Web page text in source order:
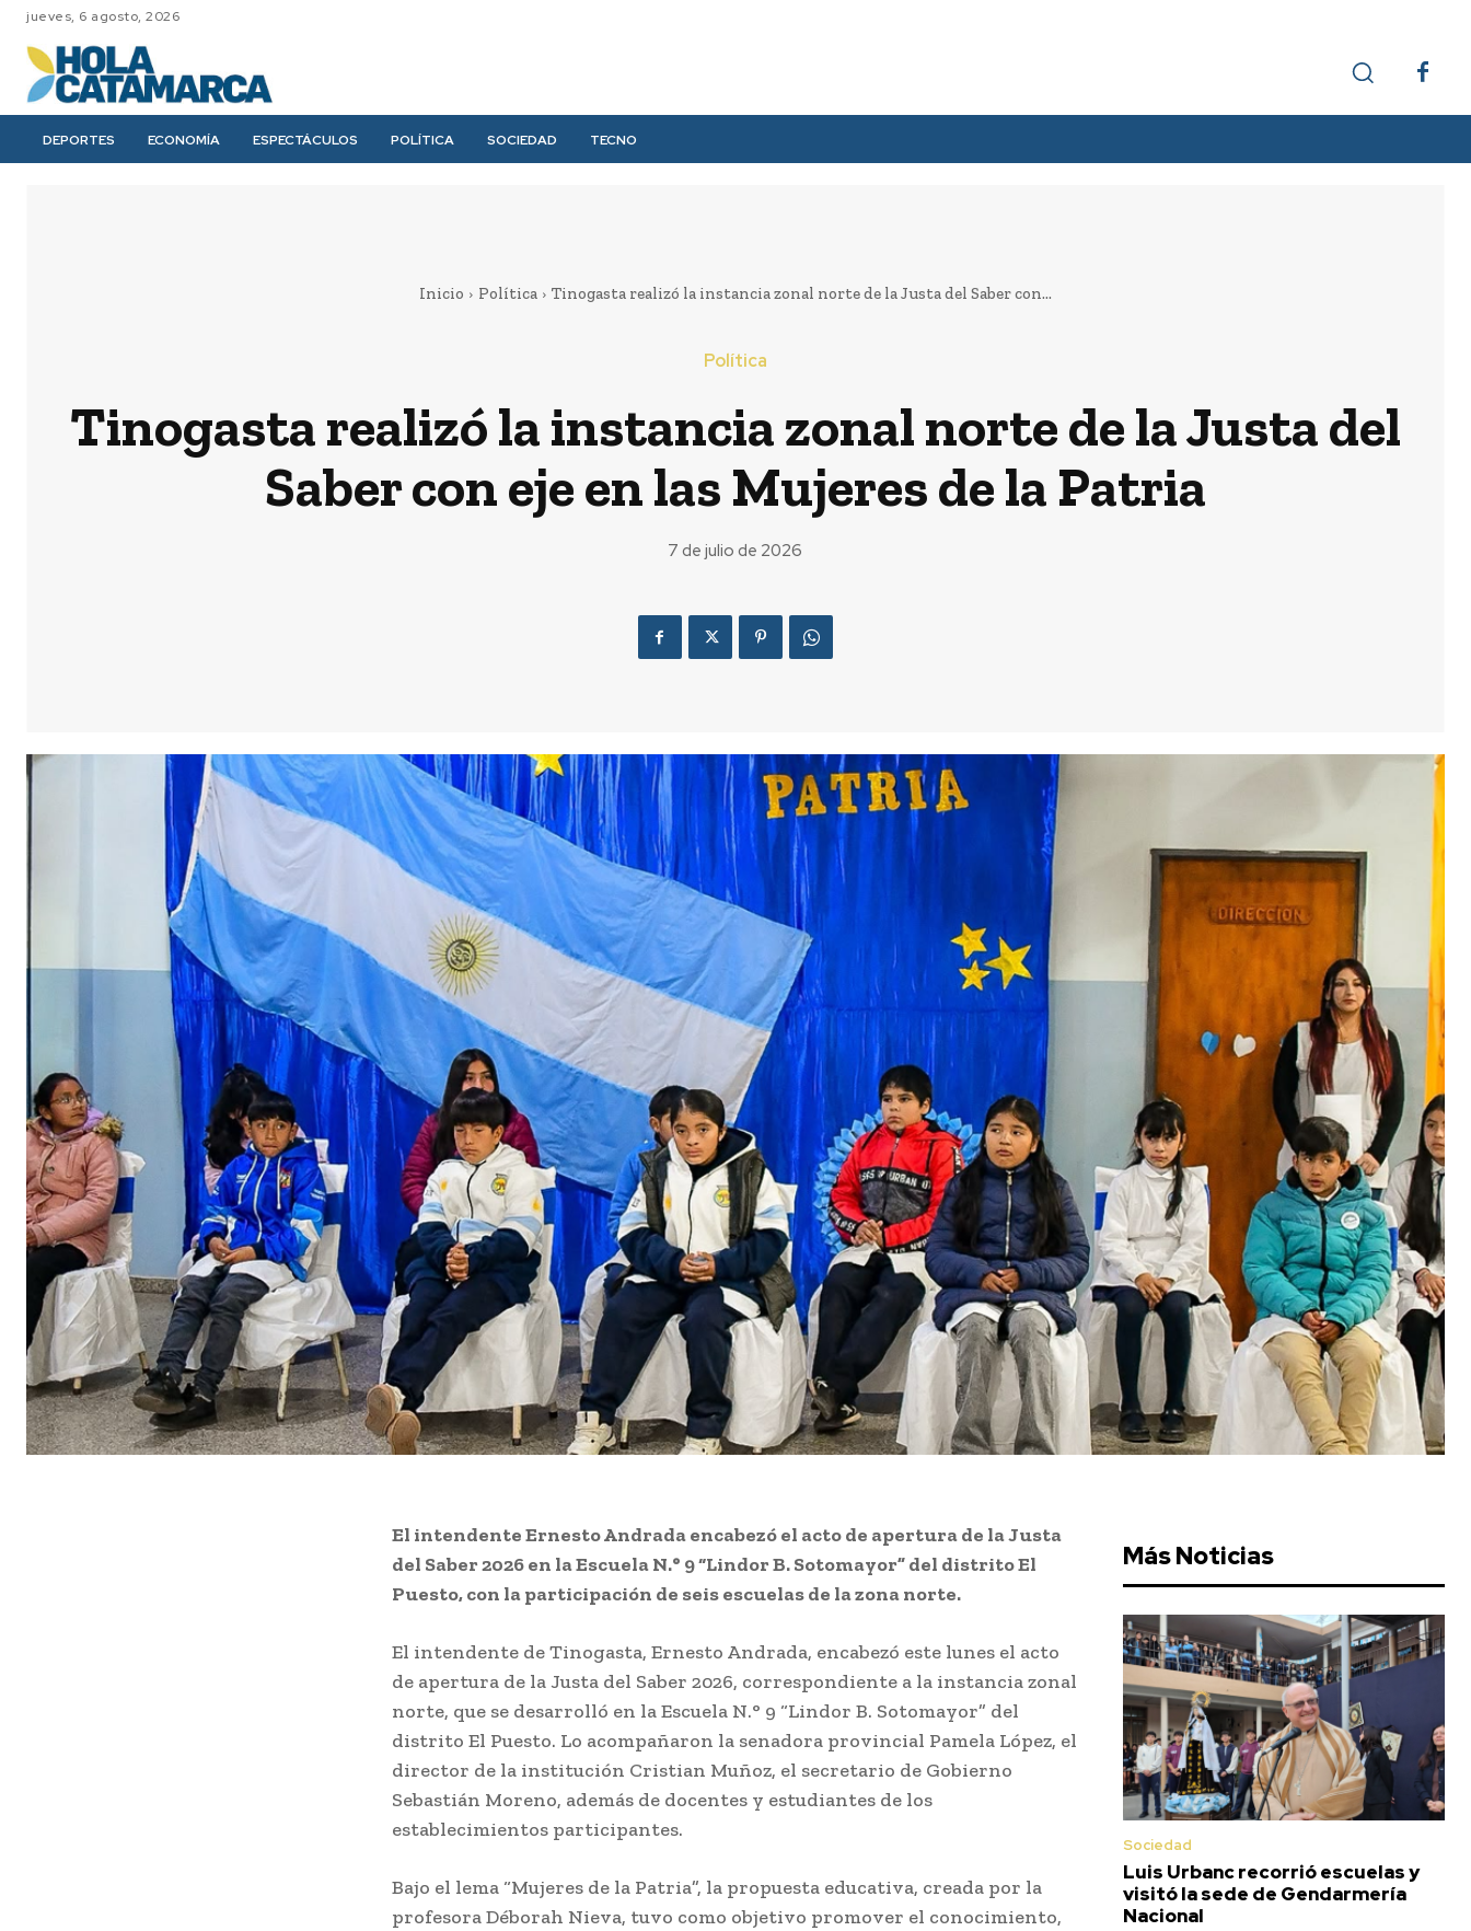
jueves, 6 agosto, 2026
DEPORTES ECONOMÍA ESPECTÁCULOS POLÍTICA SOCIEDAD TECNO
Inicio Política Tinogasta realizó la instancia zonal norte de la Justa del Saber con...
Política
Tinogasta realizó la instancia zonal norte de la Justa del
Saber con eje en las Mujeres de la Patria
7 de julio de 2026
El intendente Ernesto Andrada encabezó el acto de apertura de la Justa
del Saber 2026 en la Escuela N.° 9 “Lindor B. Sotomayor” del distrito El
Puesto, con la participación de seis escuelas de la zona norte.
El intendente de Tinogasta, Ernesto Andrada, encabezó este lunes el acto
de apertura de la Justa del Saber 2026, correspondiente a la instancia zonal
norte, que se desarrolló en la Escuela N.° 9 “Lindor B. Sotomayor” del
distrito El Puesto. Lo acompañaron la senadora provincial Pamela López, el
director de la institución Cristian Muñoz, el secretario de Gobierno
Sebastián Moreno, además de docentes y estudiantes de los
establecimientos participantes.
Bajo el lema “Mujeres de la Patria”, la propuesta educativa, creada por la
profesora Déborah Nieva, tuvo como objetivo promover el conocimiento,
Más Noticias
Sociedad
Luis Urbanc recorrió escuelas y
visitó la sede de Gendarmería
Nacional